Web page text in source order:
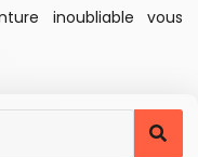
inoubliable vous